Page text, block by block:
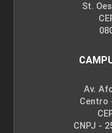
St.
Av.
Centro
CNPJ -